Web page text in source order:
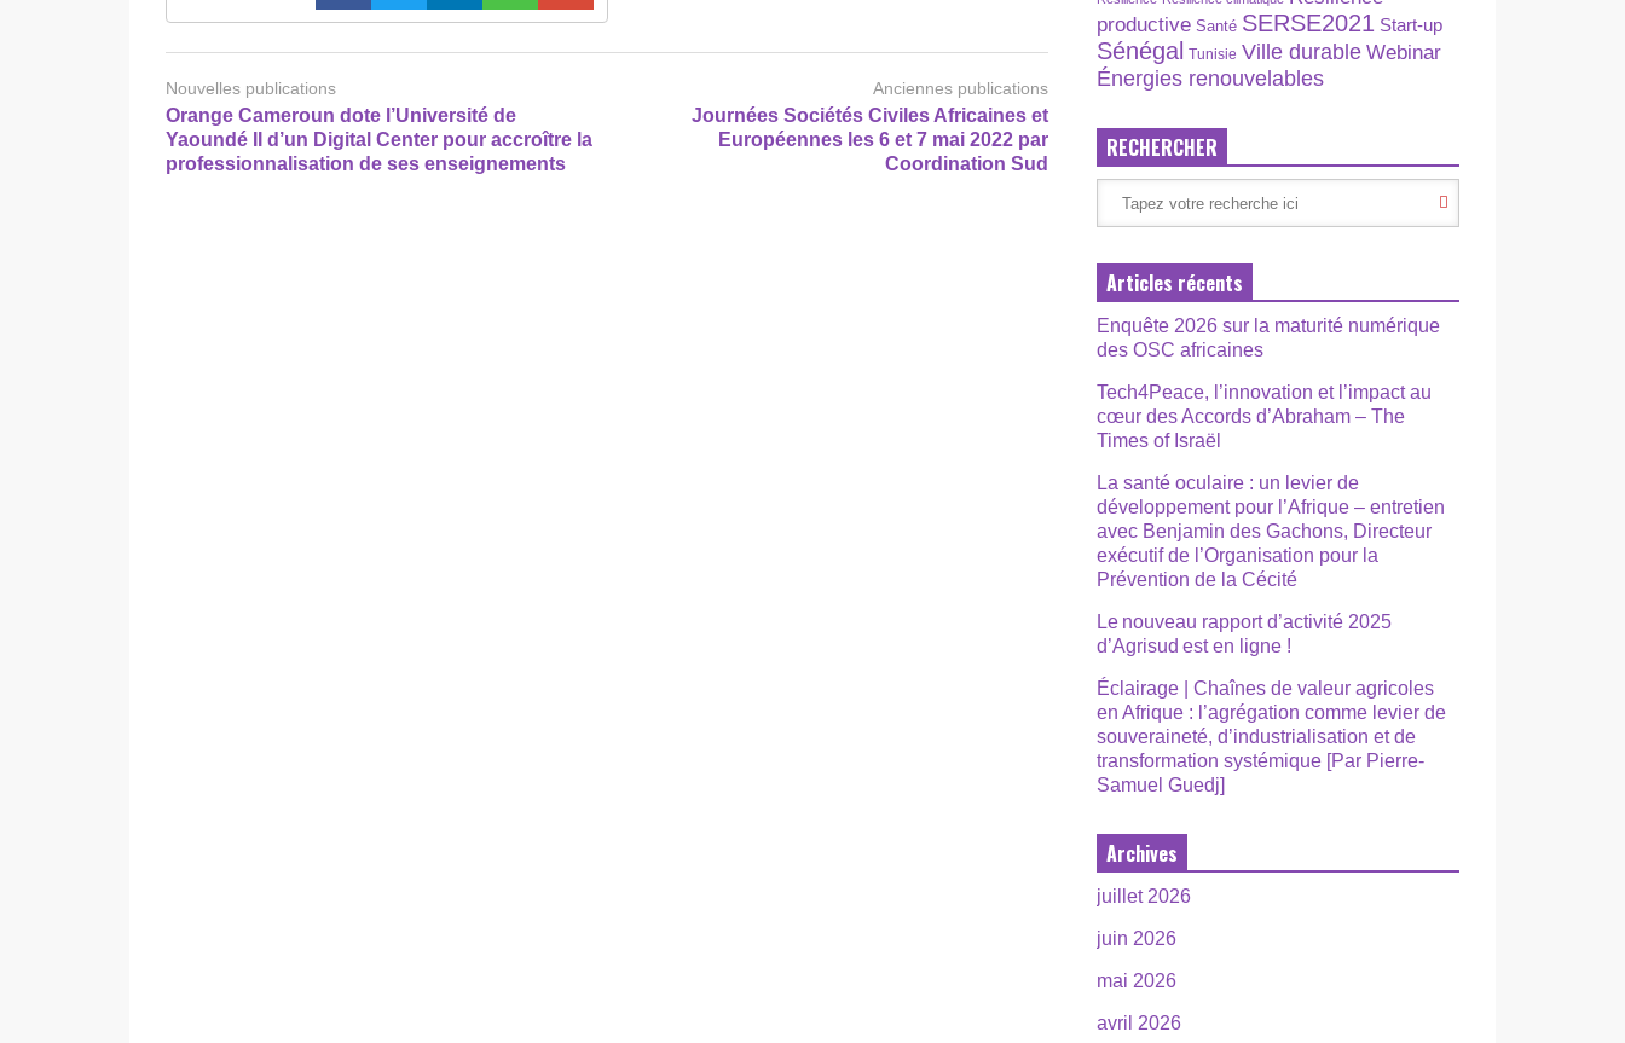
Nouvelles publications
Orange Cameroun dote l’Université de
Yaoundé II d’un Digital Center pour accroître la
professionnalisation de ses enseignements
Anciennes publications
Journées Sociétés Civiles Africaines et
Européennes les 6 et 7 mai 2022 par
Coordination Sud
productive Santé SERSE2021 Start-up
Sénégal Tunisie Ville durable Webinar
Énergies renouvelables
RECHERCHER
Articles récents
Enquête 2026 sur la maturité numérique
des OSC africaines
Tech4Peace, l’innovation et l’impact au
cœur des Accords d’Abraham – The
Times of Israël
La santé oculaire : un levier de
développement pour l’Afrique – entretien
avec Benjamin des Gachons, Directeur
exécutif de l’Organisation pour la
Prévention de la Cécité
Le nouveau rapport d’activité 2025
d’Agrisud est en ligne !
Éclairage | Chaînes de valeur agricoles
en Afrique : l’agrégation comme levier de
souveraineté, d’industrialisation et de
transformation systémique [Par Pierre-
Samuel Guedj]
Archives
juillet 2026
juin 2026
mai 2026
avril 2026